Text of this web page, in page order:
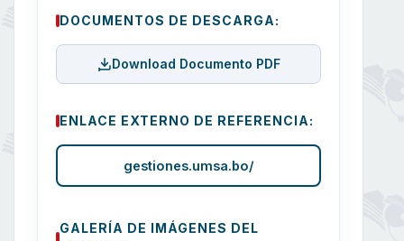
DOCUMENTOS DE DESCARGA:
Download Documento PDF
ENLACE EXTERNO DE REFERENCIA:
gestiones.umsa.bo/
GALERÍA DE IMÁGENES DEL